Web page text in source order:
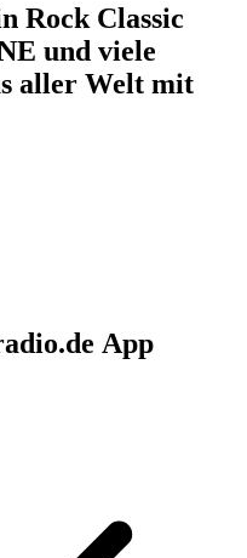
Rock Classic
und viele
aller Welt mit
App